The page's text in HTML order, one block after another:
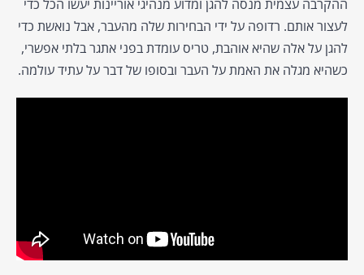
ההקרבה עצמית מנסה להגן ומדוע מנהיגי אוריינות יעשו הכל כדי
לעצור אותם. רדופה על ידי הבחירות שלה מהעבר, אבל נואשת כדי
להגן על אלה שהיא אוהבת, טריס עומדת בפני אתגר בלתי אפשרי,
כשהיא מגלה את האמת על העבר ובסופו של דבר על עתיד עולמה.